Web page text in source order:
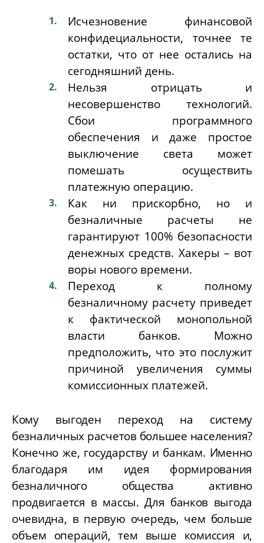
Исчезновение финансовой
конфидециальности, точнее те
остатки, что от нее остались на
сегодняшний день.
Нельзя отрицать и
несовершенство технологий.
Сбои программного
обеспечения и даже простое
выключение света может
помешать осуществить
платежную операцию.
Как ни прискорбно, но и
безналичные расчеты не
гарантируют 100% безопасности
денежных средств. Хакеры – вот
воры нового времени.
Переход к полному
безналичному расчету приведет
к фактической монопольной
власти банков. Можно
предположить, что это послужит
причиной увеличения суммы
комиссионных платежей.
Кому выгоден переход на систему
безналичных расчетов большее населения?
Конечно же, государству и банкам. Именно
благодаря им идея формирования
безналичного общества активно
продвигается в массы. Для банков выгода
очевидна, в первую очередь, чем больше
объем операций, тем выше комиссия и,